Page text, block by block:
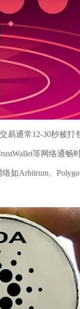
易通常12-30秒被打
等网络通畅
如Arbitrum、